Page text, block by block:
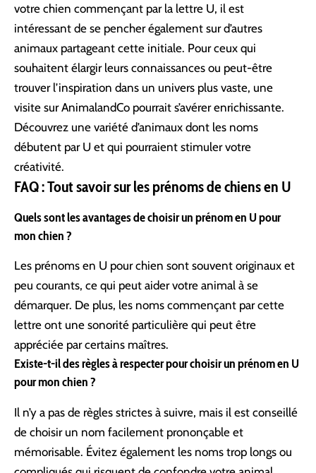
votre chien commençant par la lettre U, il est
intéressant de se pencher également sur d’autres
animaux partageant cette initiale. Pour ceux qui
souhaitent élargir leurs connaissances ou peut-être
trouver l’inspiration dans un univers plus vaste, une
visite surAnimalandCo pourrait s’avérer enrichissante.
Découvrez une variété d’animaux dont les noms
débutent par U et qui pourraient stimuler votre
créativité.
FAQ : Tout savoir sur les prénoms de chiens en U
Quels sont les avantages de choisir un prénom en U pour
mon chien ?
Les prénoms en U pour chien sont souvent originaux et
peu courants, ce qui peut aider votre animal à se
démarquer. De plus, les noms commençant par cette
lettre ont une sonorité particulière qui peut être
appréciée par certains maîtres.
Existe-t-il des règles à respecter pour choisir un prénom en U
pour mon chien ?
Il n’y a pas de règles strictes à suivre, mais il est conseillé
de choisir un nom facilement prononçable et
mémorisable. Évitez également les noms trop longs ou